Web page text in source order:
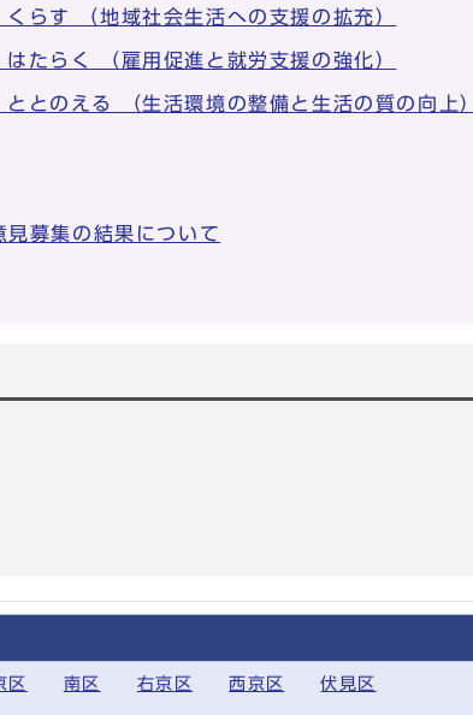
らす （地域社会生活への支援の拡充）
たらく （雇用促進と就労支援の強化）
のえる （生活環境の整備と生活の質の向上）
募集の結果について
区 南区 右京区 西京区 伏見区